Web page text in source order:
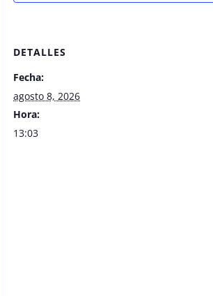
DETALLES
Fecha:
agosto 8, 2026
Hora:
13:03